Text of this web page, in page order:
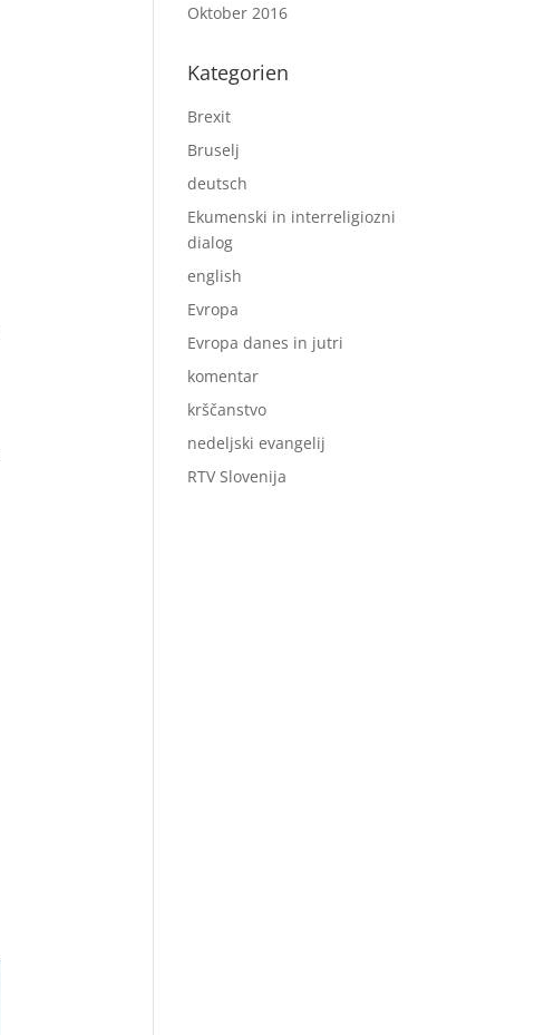
Oktober 2016
Kategorien
Brexit
Bruselj
deutsch
Ekumenski in interreligiozni
dialog
english
Evropa
Evropa danes in jutri
komentar
krščanstvo
nedeljski evangelij
RTV Slovenija